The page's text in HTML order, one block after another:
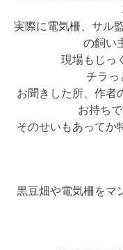
実際に電気柵、サル
の飼い
現場もじっ
チラっ
お聞きした所、作者
お持ち
そのせいもあってか
黒豆畑や電気柵をマ